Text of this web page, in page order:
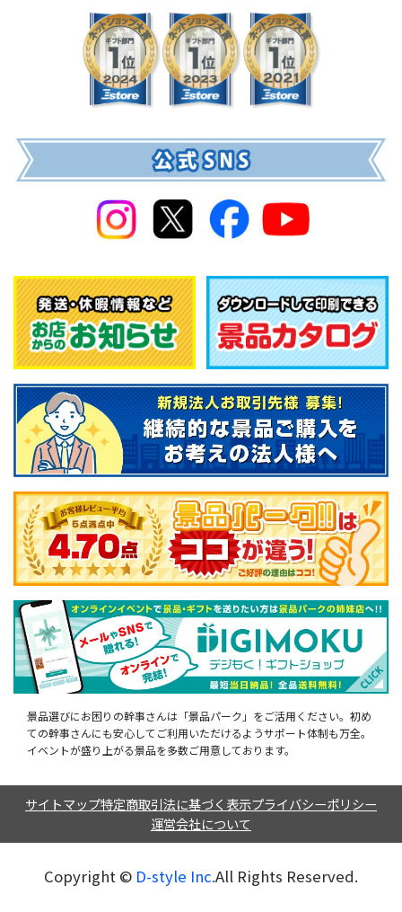
景品選びにお困りの幹事さんは「景品パーク」をご活用ください。初め
ての幹事さんにも安心してご利用いただけるようサポート体制も万全。
イベントが盛り上がる景品を多数ご用意しております。
サイトマップ特定商取引法に基づく表示プライバシーポリシー
運営会社について
Copyright ©︎ D-style Inc.All Rights Reserved.